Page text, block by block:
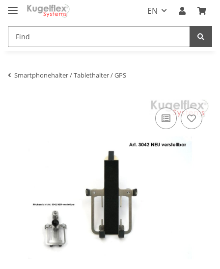
EN
Smartphonehalter / Tablethalter / GPS